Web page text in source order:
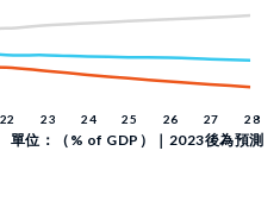
單位：（% of GDP）｜2023後為預測